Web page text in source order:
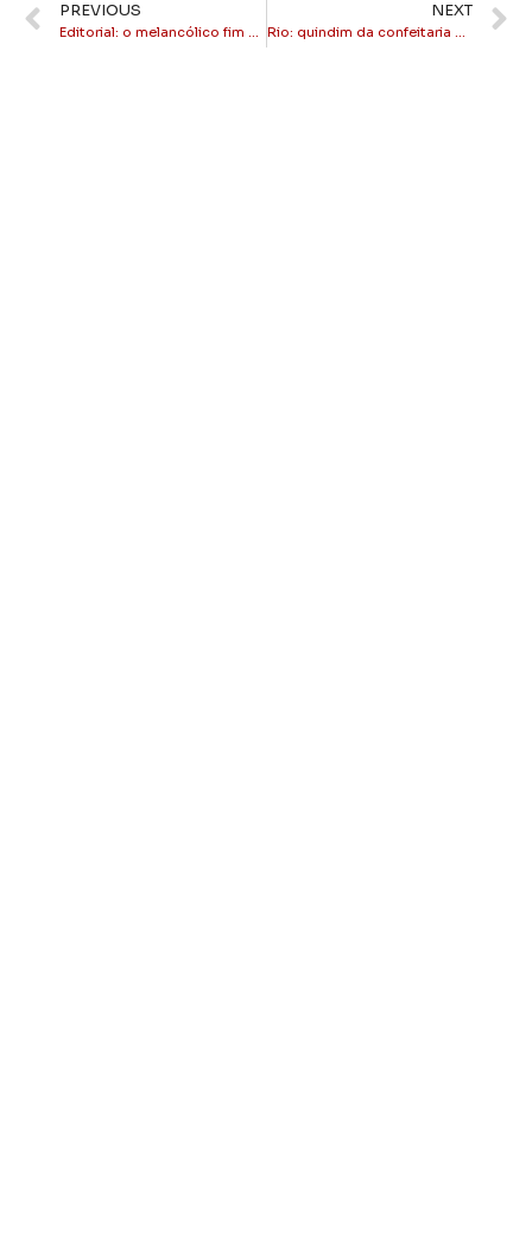
PREVIOUS
Editorial: o melancólico fim do governo Alfredão
NEXT
Rio: quindim da confeitaria Colombo entre as 10 melhores sobremesas do mundo